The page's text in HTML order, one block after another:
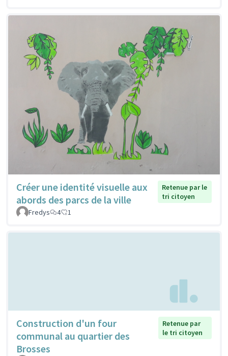
Créer une identité visuelle aux
abords des parcs de la ville
Retenue par le
tri citoyen
Fredys
4 1
Construction d'un four
communal au quartier des
Brosses
Retenue par
le tri citoyen